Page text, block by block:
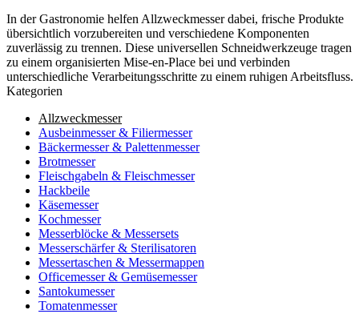
In der Gastronomie helfen Allzweckmesser dabei, frische Produkte
übersichtlich vorzubereiten und verschiedene Komponenten
zuverlässig zu trennen. Diese universellen Schneidwerkzeuge tragen
zu einem organisierten Mise-en-Place bei und verbinden
unterschiedliche Verarbeitungsschritte zu einem ruhigen Arbeitsfluss.
Kategorien
Allzweckmesser
Ausbeinmesser & Filiermesser
Bäckermesser & Palettenmesser
Brotmesser
Fleischgabeln & Fleischmesser
Hackbeile
Käsemesser
Kochmesser
Messerblöcke & Messersets
Messerschärfer & Sterilisatoren
Messertaschen & Messermappen
Officemesser & Gemüsemesser
Santokumesser
Tomatenmesser